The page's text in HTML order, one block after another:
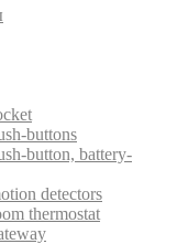
buttons
button, battery-
detectors
thermostat